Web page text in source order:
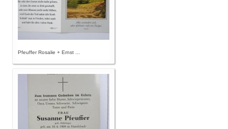
Pfeuffer Rosalie + Ernst ...